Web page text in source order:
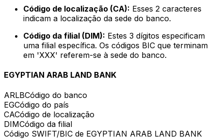
Código de localização (CA): Esses 2 caracteres
indicam a localização da sede do banco.
Código da filial (DIM): Estes 3 dígitos especificam
uma filial específica. Os códigos BIC que terminam
em 'XXX' referem-se à sede do banco.
EGYPTIAN ARAB LAND BANK
ARLBCódigo do banco
EGCódigo do país
CACódigo de localização
DIMCódigo da filial
Código SWIFT/BIC de EGYPTIAN ARAB LAND BANK